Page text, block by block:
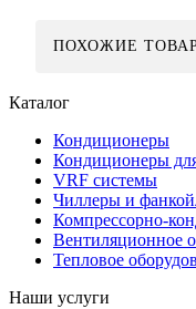
ПОХОЖИЕ
Каталог
Кондиционеры
Кондиционеры
VRF системы
Чиллеры и
Компрессорно-
Вентиляционное
Тепловое
Наши услуги